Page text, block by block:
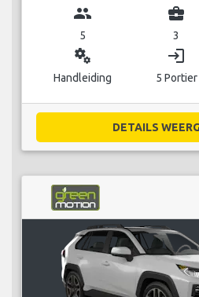
group
5
business_center
3
miscellaneous_services
Handleiding
login
5 Portier
DETAILS